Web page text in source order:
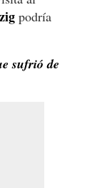
podría
sufrió de